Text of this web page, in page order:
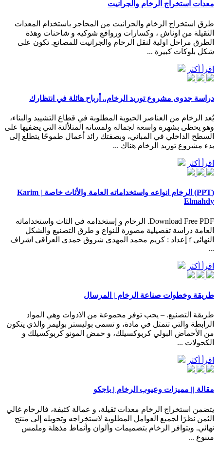
معدات استخراج الرخام والجرانيت
طرق استخراج الرخام والجرانيت من المحاجر باستخدام المعدات
الثقيلة من اوناش ، وكسارات وروافع شوكيه و شاحنات وهذة
الطرق مراحل اولية لنقل الرخام والجرانيت للمصانع. تكون على
شكل بلوكات كبيرة ...
اقرأ أكثر
دراسة جدوى مشروع توريد الرخام.. أرباح هائلة في انتظارك
يُعد الرخام من العناصر الحيوية المطلوبة في قطاع التشييد والبناء،
وهو يحظى بشهرة واسعة لجماله ولمساته المتلألئة التي يضفيها على
السطح الداخلي في المباني، وبصفتك رائد أعمال طموحًا يتطلع إلى
بدء مشروع توريد الرخام هناك ...
اقرأ أكثر
(PPT) الرخام انواعه واستخداماته العامة والأثاث خاصة | Karim
Elmahdy
Download Free PDF. ‫الرخام و إستخدامه فى‬ ‫الثاث واستخداماته
العامة‬ ‫دراسة تفصيلية مصورة للنواع و طرق التصنيع والشكل
النهائى‬ f ‫إعداد ‪:‬‬ ‫كريم محمد المهدى‬ ‫شروق حمدى العراقى‬ ‫اشراف
...
اقرأ أكثر
طريقة وخطوات صناعة الرخام | المرسال
طريقة التصنيع. – يجب توفر مجموعة من الادوات وهي المواد
الرابطة والتي تتمثل في مادة، و تسمى بوليستر بوليمر والذي يتكون
من الأحماض البولي كربوكسيلك، و حمض المونو كربوكسيلك و
الكحولات ...
اقرأ أكثر
مقالة || مميزات وعيوب الرخام | باجكو
يتضمن استخراج الرخام معدات ثقيلة، و عمالة كثيفة، فالرخام غالي
الثمن نظرًا لجميع العوامل المطلوبة لاستخراجه وتحويله إلى منتج
نهائي. ويتوافر الرخام بتصميمات وألوان وأنماط مذهلة وملمس
متنوع ...